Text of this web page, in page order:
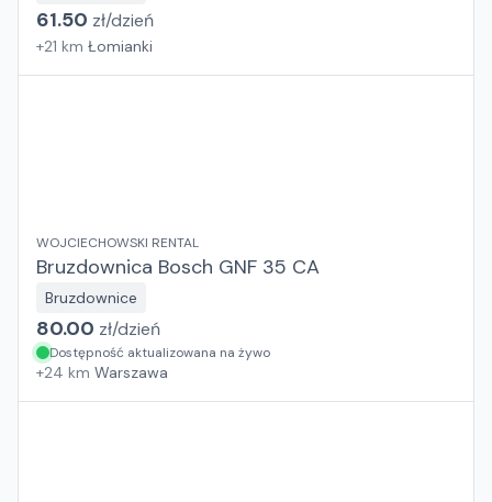
61.50 zł/dzień
+21 km Łomianki
WOJCIECHOWSKI RENTAL
Bruzdownica Bosch GNF 35 CA
Bruzdownice
80.00 zł/dzień
Dostępność aktualizowana na żywo
+24 km Warszawa